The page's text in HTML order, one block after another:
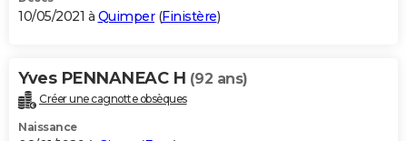
10/05/2021 à Quimper(Finistère)
Yves PENNANEAC H (92 ans)
Créer une cagnotte obsèques
Naissance